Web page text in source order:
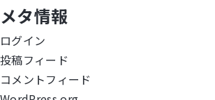
ー
シ
ョ
メタ情報
ログイン
投稿フィード
コメントフィード